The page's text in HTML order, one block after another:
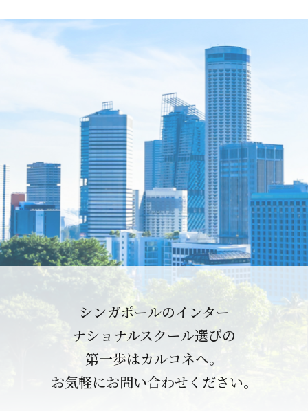
シンガポールのインター
ナショナルスクール選びの
第一歩はカルコネへ。
お気軽にお問い合わせください。